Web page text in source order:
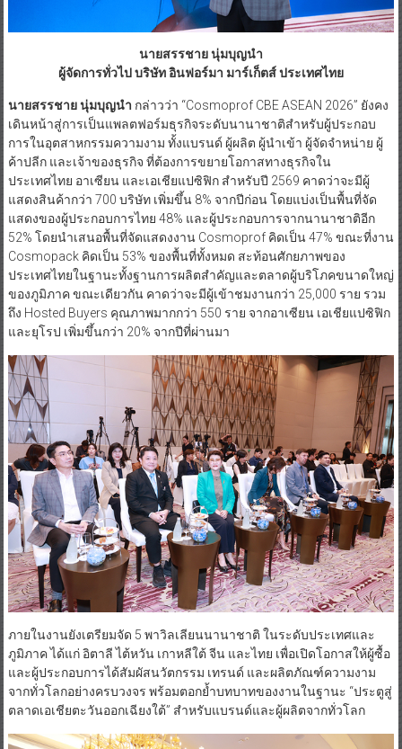
นายสรรชาย นุ่มบุญนำ
ผู้จัดการทั่วไป บริษัท อินฟอร์มา มาร์เก็ตส์ ประเทศไทย
นายสรรชาย นุ่มบุญนำ กล่าวว่า “Cosmoprof CBE ASEAN 2026” ยังคง
เดินหน้าสู่การเป็นแพลตฟอร์มธุรกิจระดับนานาชาติสำหรับผู้ประกอบ
การในอุตสาหกรรมความงาม ทั้งแบรนด์ ผู้ผลิต ผู้นำเข้า ผู้จัดจำหน่าย ผู้
ค้าปลีก และเจ้าของธุรกิจ ที่ต้องการขยายโอกาสทางธุรกิจใน
ประเทศไทย อาเซียน และเอเชียแปซิฟิก สำหรับปี 2569 คาดว่าจะมีผู้
แสดงสินค้ากว่า 700 บริษัท เพิ่มขึ้น 8% จากปีก่อน โดยแบ่งเป็นพื้นที่จัด
แสดงของผู้ประกอบการไทย 48% และผู้ประกอบการจากนานาชาติอีก
52% โดยนำเสนอพื้นที่จัดแสดงงาน Cosmoprof คิดเป็น 47% ขณะที่งาน
Cosmopack คิดเป็น 53% ของพื้นที่ทั้งหมด สะท้อนศักยภาพของ
ประเทศไทยในฐานะทั้งฐานการผลิตสำคัญและตลาดผู้บริโภคขนาดใหญ่
ของภูมิภาค ขณะเดียวกัน คาดว่าจะมีผู้เข้าชมงานกว่า 25,000 ราย รวม
ถึง Hosted Buyers คุณภาพมากกว่า 550 ราย จากอาเซียน เอเชียแปซิฟิก
และยุโรป เพิ่มขึ้นกว่า 20% จากปีที่ผ่านมา
ภายในงานยังเตรียมจัด 5 พาวิลเลียนนานาชาติ ในระดับประเทศและ
ภูมิภาค ได้แก่ อิตาลี ไต้หวัน เกาหลีใต้ จีน และไทย เพื่อเปิดโอกาสให้ผู้ซื้อ
และผู้ประกอบการได้สัมผัสนวัตกรรม เทรนด์ และผลิตภัณฑ์ความงาม
จากทั่วโลกอย่างครบวงจร พร้อมตอกย้ำบทบาทของงานในฐานะ “ประตูสู่
ตลาดเอเชียตะวันออกเฉียงใต้” สำหรับแบรนด์และผู้ผลิตจากทั่วโลก